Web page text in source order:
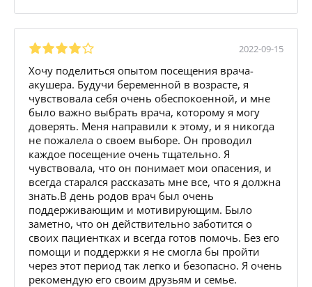
2022-09-15
Хочу поделиться опытом посещения врача-
акушера. Будучи беременной в возрасте, я
чувствовала себя очень обеспокоенной, и мне
было важно выбрать врача, которому я могу
доверять. Меня направили к этому, и я никогда
не пожалела о своем выборе. Он проводил
каждое посещение очень тщательно. Я
чувствовала, что он понимает мои опасения, и
всегда старался рассказать мне все, что я должна
знать.В день родов врач был очень
поддерживающим и мотивирующим. Было
заметно, что он действительно заботится о
своих пациентках и всегда готов помочь. Без его
помощи и поддержки я не смогла бы пройти
через этот период так легко и безопасно. Я очень
рекомендую его своим друзьям и семье.